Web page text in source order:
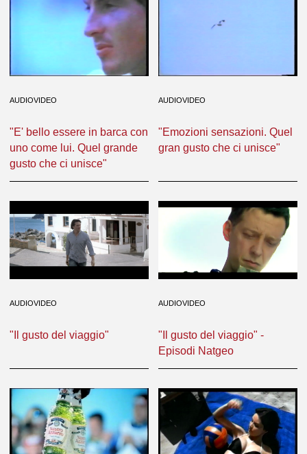
AUDIOVIDEO
"E' bello essere in barca con
uno come lui. Quel grande
gusto che ci unisce"
AUDIOVIDEO
"Emozioni sensazioni. Quel
gran gusto che ci unisce"
AUDIOVIDEO
"Il gusto del viaggio"
AUDIOVIDEO
"Il gusto del viaggio" -
Episodi Natgeo